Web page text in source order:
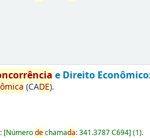
e Direito
(CADE).
[Númerodechamada:341.3787 C694](1).